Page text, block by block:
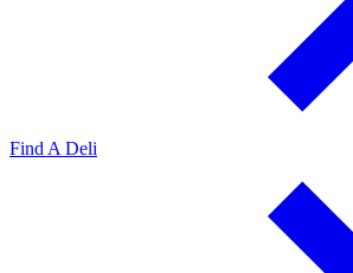
Find A Deli